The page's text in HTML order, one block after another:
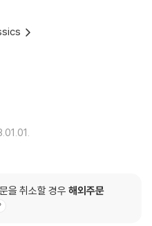
을 취소할 경우 해외주문